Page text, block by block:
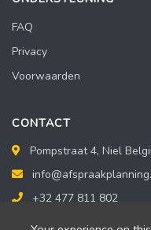
FAQ
Privacy
Voorwaarden
CONTACT
Pompstraat 4, Niel
+32 477 811 802